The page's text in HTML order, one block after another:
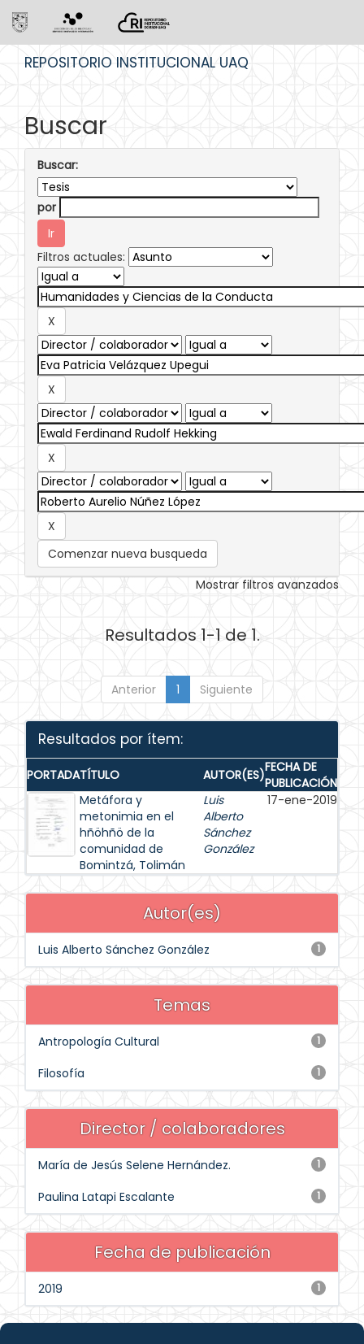
REPOSITORIO INSTITUCIONAL UAQ
Buscar
Buscar:
por
Filtros actuales:
Comenzar nueva busqueda
Mostrar filtros avanzados
Resultados 1-1 de 1.
Anterior 1 Siguiente
Resultados por ítem:
PORTADATÍTULO AUTOR(ES)FECHA DE
PUBLICACIÓN
Metáfora y
metonimia en el
hñöhñö de la
comunidad de
Bomintzá, Tolimán
Luis
Alberto
Sánchez
González
17-ene-2019
Autor(es)
1
Luis Alberto Sánchez González
Temas
1
Antropología Cultural
1
Filosofía
Director / colaboradores
1
María de Jesús Selene Hernández.
1
Paulina Latapi Escalante
Fecha de publicación
1
2019